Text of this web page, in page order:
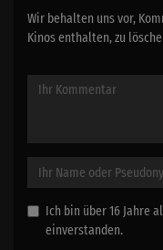
Wir behalten uns vor,
Kinos enthalten, zu
Ich bin über 16 Jahre
einverstanden.